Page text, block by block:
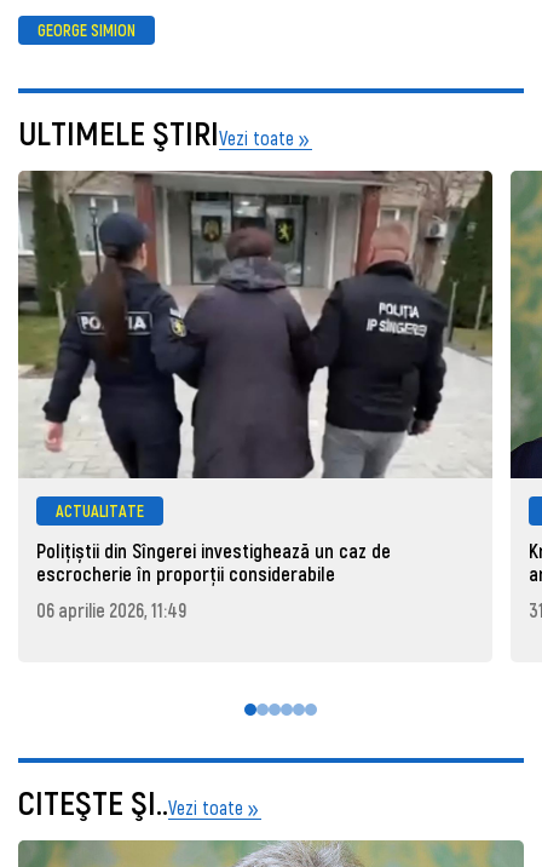
GEORGE SIMION
ULTIMELE ŞTIRIVezi toate
ACTUALITATE
Polițiștii din Sîngerei investighează un caz de
escrocherie în proporții considerabile
06 aprilie 2026, 11:49
CITEŞTE ŞI..Vezi toate